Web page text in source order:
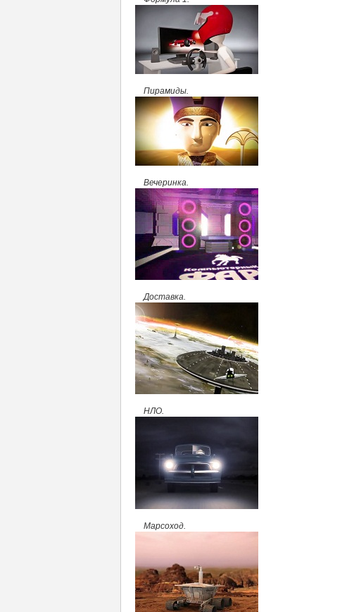
Пирамиды.
Вечеринка.
Доставка.
НЛО.
Марсоход.